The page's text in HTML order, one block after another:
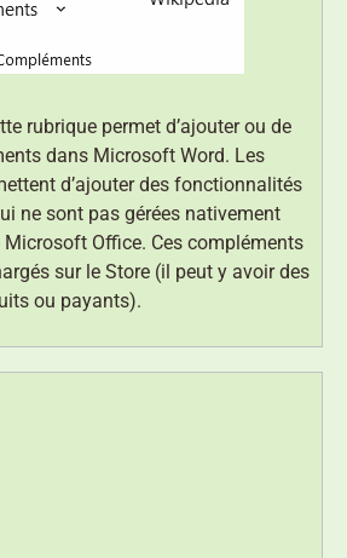
rubrique permet d’ajouter ou de
dans Microsoft Word. Les
d’ajouter des fonctionnalités
ne sont pas gérées nativement
Office. Ces compléments
sur le Store (il peut y avoir des
ou payants).